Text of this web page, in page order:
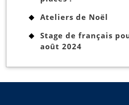
Ateliers de Noël
Stage de français
août 2024